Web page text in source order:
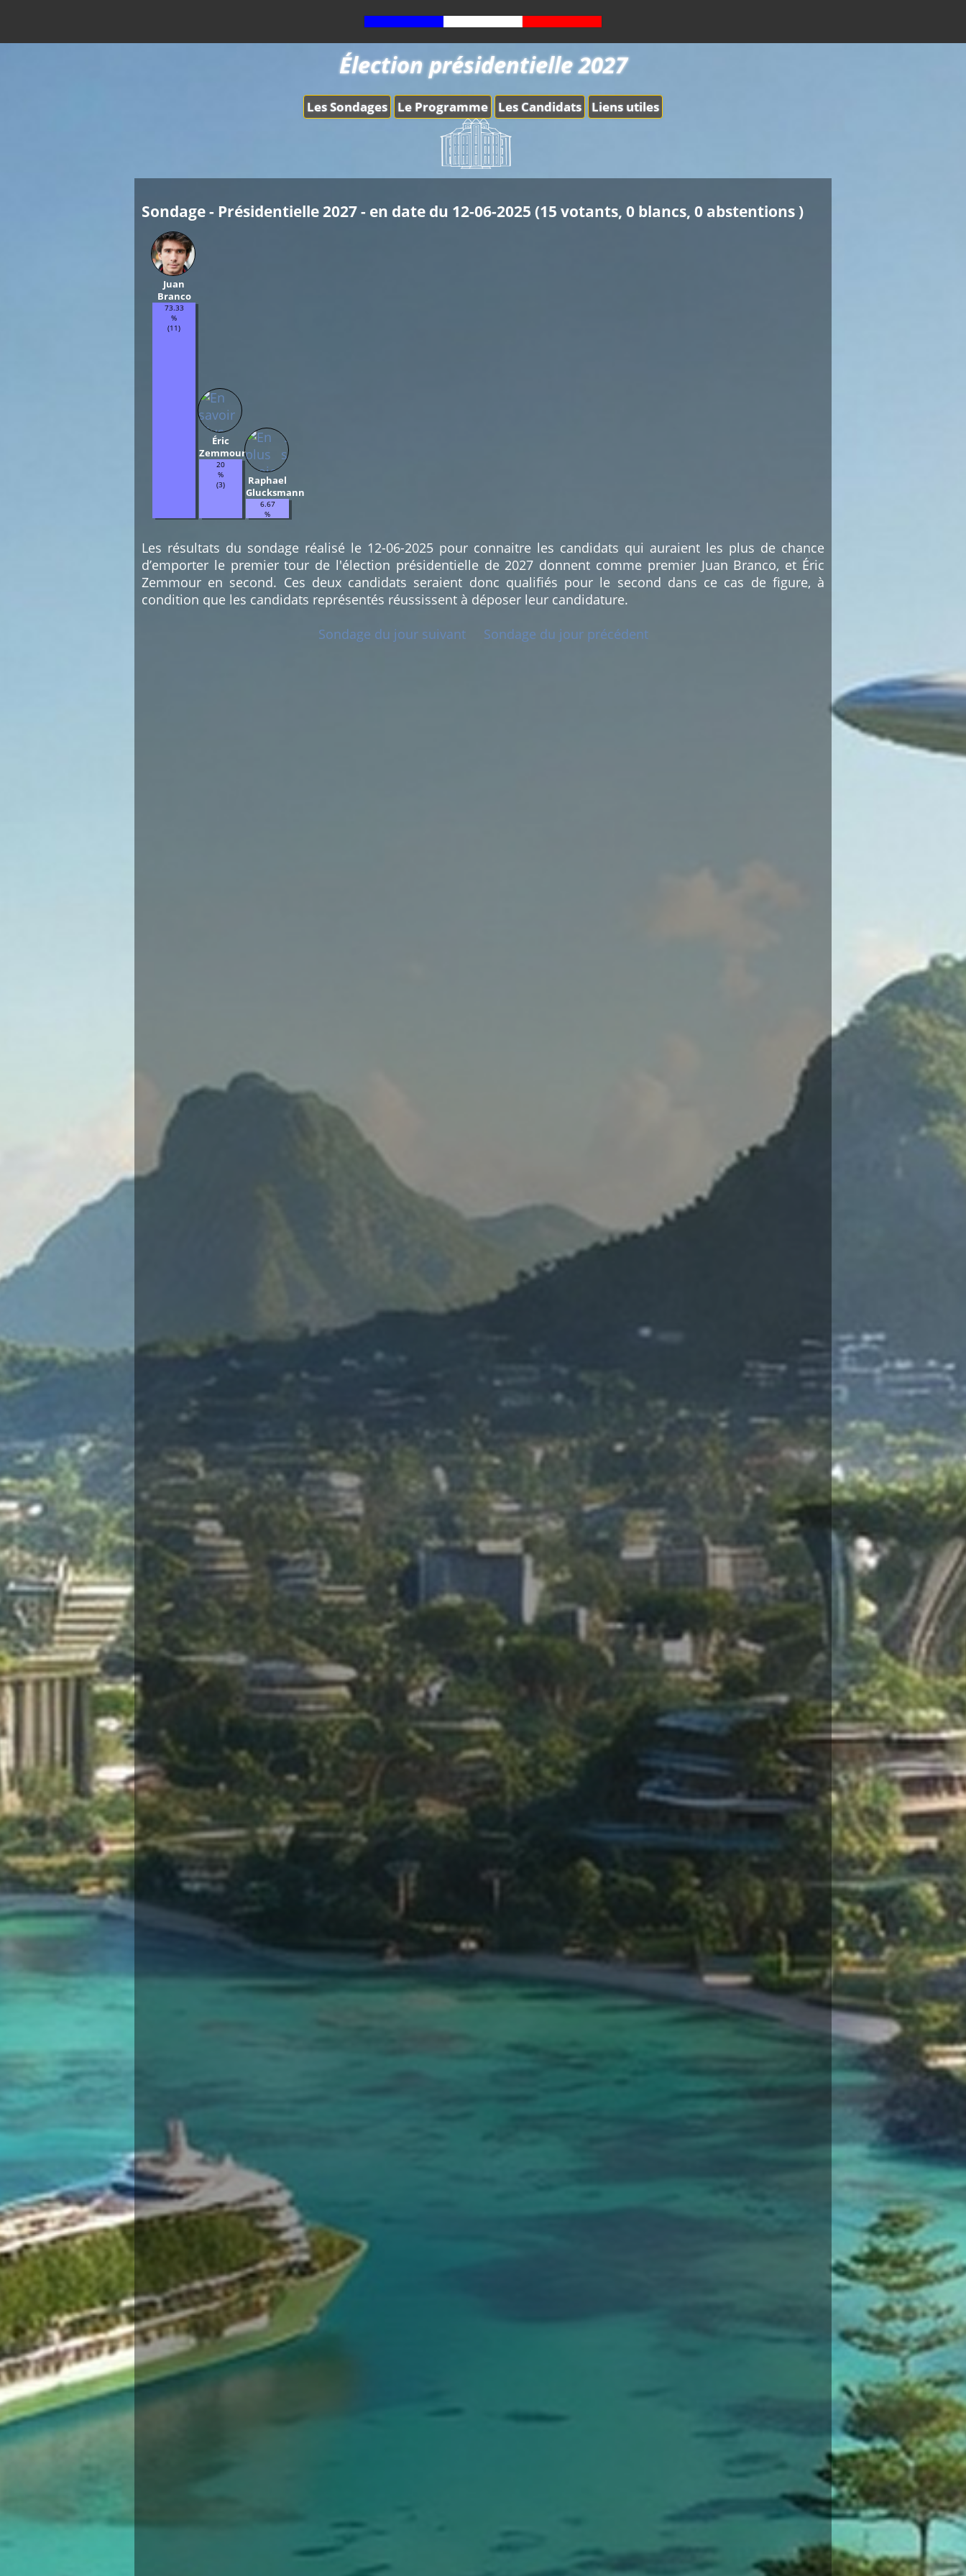
Les Sondages Le Programme Les Candidats Liens utiles
Élection présidentielle 2027
Sondage - Présidentielle 2027 - en date du 12-06-2025 (15 votants, 0 blancs, 0 abstentions )
Juan
Branco
73.33
%
(11)
Éric
Zemmour
20
%
(3)
Raphael
Glucksmann
6.67
%
Les résultats du sondage réalisé le 12-06-2025 pour connaitre les candidats qui auraient les plus de chance
d’emporter le premier tour de l'élection présidentielle de 2027 donnent comme premier Juan Branco, et Éric
Zemmour en second. Ces deux candidats seraient donc qualifiés pour le second dans ce cas de figure, à
condition que les candidats représentés réussissent à déposer leur candidature.
Sondage du jour suivant
Sondage du jour précédent